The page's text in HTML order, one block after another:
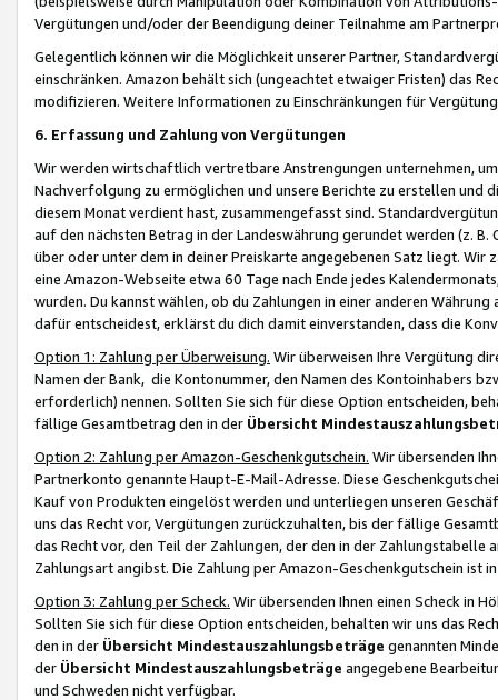
Vergütungen und/oder der Beendigung deiner Teilnahme am
Gelegentlich können wir die Möglichkeit unserer Partner,
einschränken. Amazon behält sich (ungeachtet etwaiger Fristen) das
modifizieren. Weitere Informationen zu Einschränkungen für
6. Erfassung und Zahlung von Vergütungen
Wir werden wirtschaftlich vertretbare Anstrengungen unternehmen,
Nachverfolgung zu ermöglichen und unsere Berichte zu erstellen und
diesem Monat verdient hast, zusammengefasst sind.
auf den nächsten Betrag in der Landeswährung gerundet werden (z.
über oder unter dem in deiner Preiskarte angegebenen Satz liegt.
eine Amazon-Webseite etwa 60 Tage nach Ende jedes
wurden. Du kannst wählen, ob du Zahlungen in einer anderen
dafür entscheidest, erklärst du dich damit einverstanden, dass die
Option 1: Zahlung per Überweisung. Wir überweisen Ihre Vergütung
Namen der Bank, die Kontonummer, den Namen des Kontoinhabers
erforderlich) nennen. Sollten Sie sich für diese Option entscheiden,
fällige Gesamtbetrag den in der Übersicht
Option 2: Zahlung per Amazon-Geschenkgutschein. Wir übersenden
Partnerkonto genannte Haupt-E-Mail-Adresse. Diese
Kauf von Produkten eingelöst werden und unterliegen unseren
uns das Recht vor, Vergütungen zurückzuhalten, bis der fällige
das Recht vor, den Teil der Zahlungen, der den in der
Zahlungsart angibst. Die Zahlung per Amazon-Geschenkgutschein ist
Option 3: Zahlung per Scheck. Wir übersenden Ihnen einen Scheck in
Sollten Sie sich für diese Option entscheiden, behalten wir uns das
den in der Übersicht Mindestauszahlungsbeträge genannten
der Übersicht Mindestauszahlungsbeträge angegebene
und Schweden nicht verfügbar.